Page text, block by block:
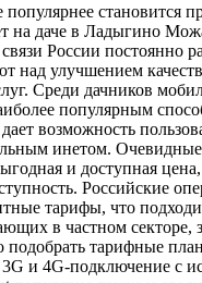
становится
на даче в Ладыгино
России постоянно
над улучшением
Среди дачников
популярным
возможность
инетом.
и доступная
Российские
тарифы, что
в частном секторе,
тарифные
и 4G-подключение с